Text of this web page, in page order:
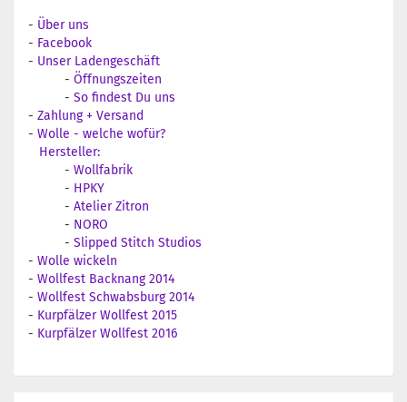
- Über uns
- Facebook
- Unser Ladengeschäft
- Öffnungszeiten
- So findest Du uns
- Zahlung + Versand
- Wolle - welche wofür?
Hersteller:
- Wollfabrik
- HPKY
- Atelier Zitron
- NORO
- Slipped Stitch Studios
- Wolle wickeln
- Wollfest Backnang 2014
- Wollfest Schwabsburg 2014
- Kurpfälzer Wollfest 2015
- Kurpfälzer Wollfest 2016